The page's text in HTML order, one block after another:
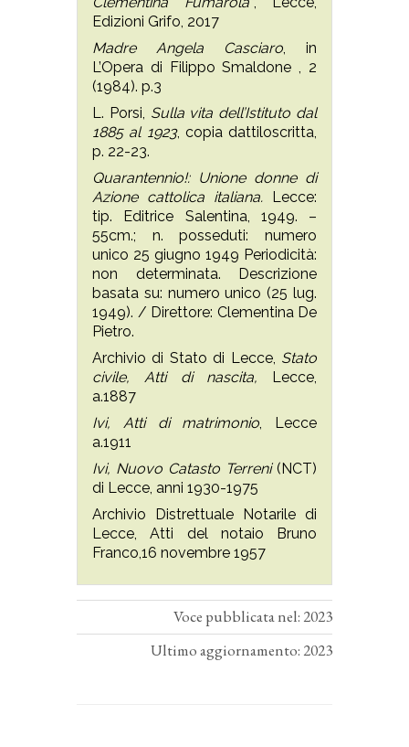
Edizioni Grifo, 2017
Madre Angela Casciaro , in
L’Opera di Filippo Smaldone , 2
(1984). p.3
L. Porsi, Sulla vita dell’Istituto dal
1885 al 1923, copia dattiloscritta,
p. 22-23.
Quarantennio!: Unione donne di
Azione cattolica italiana. Lecce:
tip. Editrice Salentina, 1949. –
55cm.; n. posseduti: numero
unico 25 giugno 1949 Periodicità:
non determinata. Descrizione
basata su: numero unico (25 lug.
1949). / Direttore: Clementina De
Pietro.
Archivio di Stato di Lecce, Stato
civile, Atti di nascita, Lecce,
a.1887
Ivi, Atti di matrimonio , Lecce
a.1911
Ivi, Nuovo Catasto Terreni(NCT)
di Lecce, anni 1930-1975
Archivio Distrettuale Notarile di
Lecce, Atti del notaio Bruno
Franco,16 novembre 1957
Voce pubblicata nel: 2023
Ultimo aggiornamento: 2023